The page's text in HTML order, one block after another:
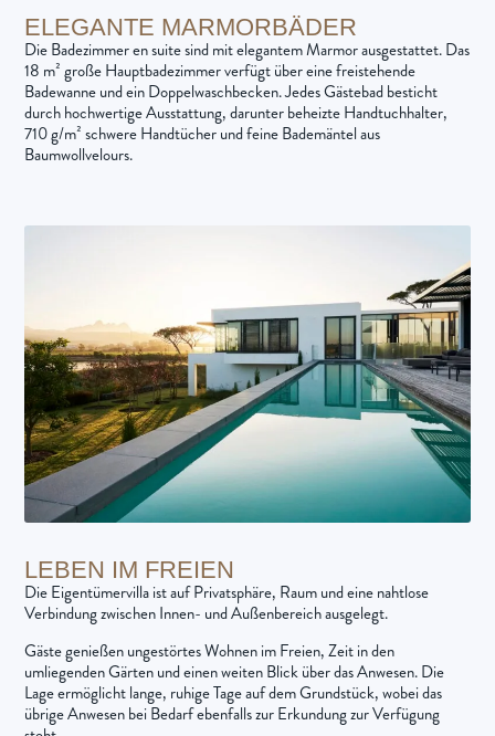
ELEGANTE MARMORBÄDER
Die Badezimmer en suite sind mit elegantem Marmor ausgestattet. Das
18 m² große Hauptbadezimmer verfügt über eine freistehende
Badewanne und ein Doppelwaschbecken. Jedes Gästebad besticht
durch hochwertige Ausstattung, darunter beheizte Handtuchhalter,
710 g/m² schwere Handtücher und feine Bademäntel aus
Baumwollvelours.
LEBEN IM FREIEN
Die Eigentümervilla ist auf Privatsphäre, Raum und eine nahtlose
Verbindung zwischen Innen- und Außenbereich ausgelegt.
Gäste genießen ungestörtes Wohnen im Freien, Zeit in den
umliegenden Gärten und einen weiten Blick über das Anwesen. Die
Lage ermöglicht lange, ruhige Tage auf dem Grundstück, wobei das
übrige Anwesen bei Bedarf ebenfalls zur Erkundung zur Verfügung